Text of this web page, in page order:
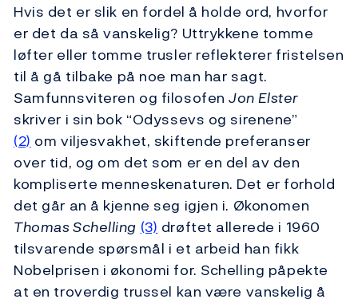
Hvis det er slik en fordel å holde ord, hvorfor
er det da så vanskelig? Uttrykkene tomme
løfter eller tomme trusler reflekterer fristelsen
til å gå tilbake på noe man har sagt.
Samfunnsviteren og filosofenJon Elster
skriver i sin bok “Odyssevs og sirenene”
(2) om viljesvakhet, skiftende preferanser
over tid, og om det som er en del av den
kompliserte menneskenaturen. Det er forhold
det går an å kjenne seg igjen i. Økonomen
Thomas Schelling (3) drøftet allerede i 1960
tilsvarende spørsmål i et arbeid han fikk
Nobelprisen i økonomi for. Schelling påpekte
at en troverdig trussel kan være vanskelig å